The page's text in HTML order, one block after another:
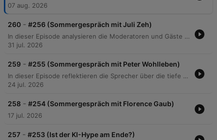
07 aug. 2026
260 - #256 (Sommergespräch mit Juli Zeh)
In dieser Episode analysieren die Moderatoren und Gäste die tiefgreifende Systemkrise in Deutschland, die von einer zunehmenden Politikverdrossenheit bis hin zur Ablehnung demokratischer Institutionen reicht. Die Diskussion beleuchtet den Einfluss der Datenökonomie, die Folgen extremer Individualisierung sowie die sozioökonomische Entfremdung zwischen einer akademisch geprägten politischen Elite und der Bevölkerung. Darüber hinaus werden die Herausforderungen durch politische Instabilität, den zunehmenden Konformitätsdruck in Medien und Politik sowie die Gefahr des Technofeudalismus thematisiert. Trotz der Analyse gesellschaftlicher Spaltungen und systemischer Probleme plädieren die Sprecher für einen Realismus, der auf die Resilienz des Grundgesetzes vertraut, während sie gleichzeitig Reformvorschläge zur Stärkung der direkten Mitbestimmung erörtern.
31 jul. 2026
259 - #255 (Sommergespräch mit Peter Wohlleben)
In dieser Episode reflektieren die Sprecher über die tiefe Verbindung zwischen Mensch und Natur, beginnend bei persönlichen Anekdoten zur Tierhaltung bis hin zur philosophischen Bedeutung des Todes. Es wird beleuchtet, wie die Industrialisierung und moderne Forstwirtschaft den Wald als Ökosystem gefährden und die instinktive Bindung des Menschen an seine Umwelt schwächen. Zudem widmet sich das Gespräch der biologischen Komplexität, von der essenziellen Rolle des Mikrobioms für unsere Gesundheit bis hin zur Evolution des Lebens von LUCA bis zum modernen Menschen. Die Diskussion schließt mit Ausblicken auf Astrobiologie und der Frage nach Bewusstsein und Emotionen in der Pflanzen- und Tierwelt.
24 jul. 2026
258 - #254 (Sommergespräch mit Florence Gaub)
17 jul. 2026
257 - #253 (Ist der KI-Hype am Ende?)